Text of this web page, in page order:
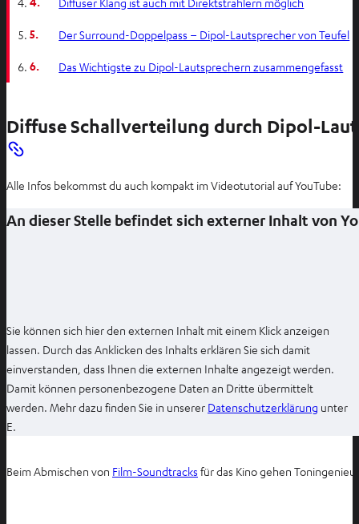
5. Der Surround-Doppelpass – Dipol-Lautsprecher von Teufel
6. Das Wichtigste zu Dipol-Lautsprechern zusammengefasst
Diffuse Schallverteilung durch Dipol-
Alle Infos bekommst du auch kompakt im Videotutorial auf YouTube:
An dieser Stelle befindet sich externer Inhalt von
Sie können sich hier den externen Inhalt mit einem Klick anzeigen
lassen. Durch das Anklicken des Inhalts erklären Sie sich damit
einverstanden, dass Ihnen die externen Inhalte angezeigt werden.
Damit können personenbezogene Daten an Dritte übermittelt
werden. Mehr dazu finden Sie in unserer Datenschutzerklärung
u
unter
E.
Beim Abmischen von Film-Soundtracks für das Kino gehen